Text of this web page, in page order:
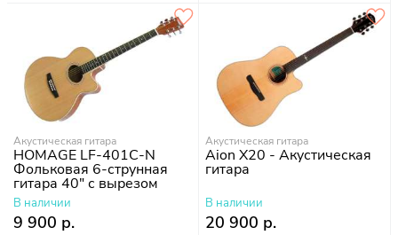
Акустическая гитара
HOMAGE LF-401C-N
Фольковая 6-струнная
гитара 40" с вырезом
В наличии
9 900 р.
Акустическая гитара
Aion X20 - Акустическая
гитара
В наличии
20 900 р.